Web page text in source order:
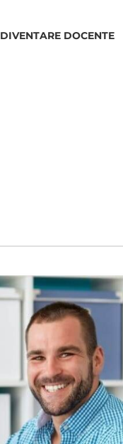
DIVENTARE DOCENTE